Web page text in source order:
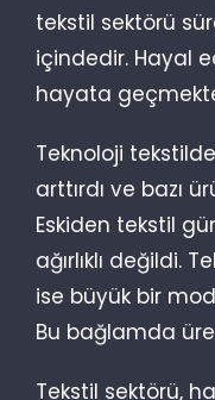
tekstil sektörü
içindedir. Hayal
hayata
Teknoloji
arttırdı ve bazı
Eskiden tekstil
ağırlıklı değildi.
ise büyük bir
Bu bağlamda
Tekstil sektörü,